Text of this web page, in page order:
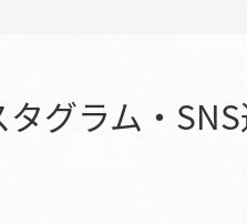
タグラム・